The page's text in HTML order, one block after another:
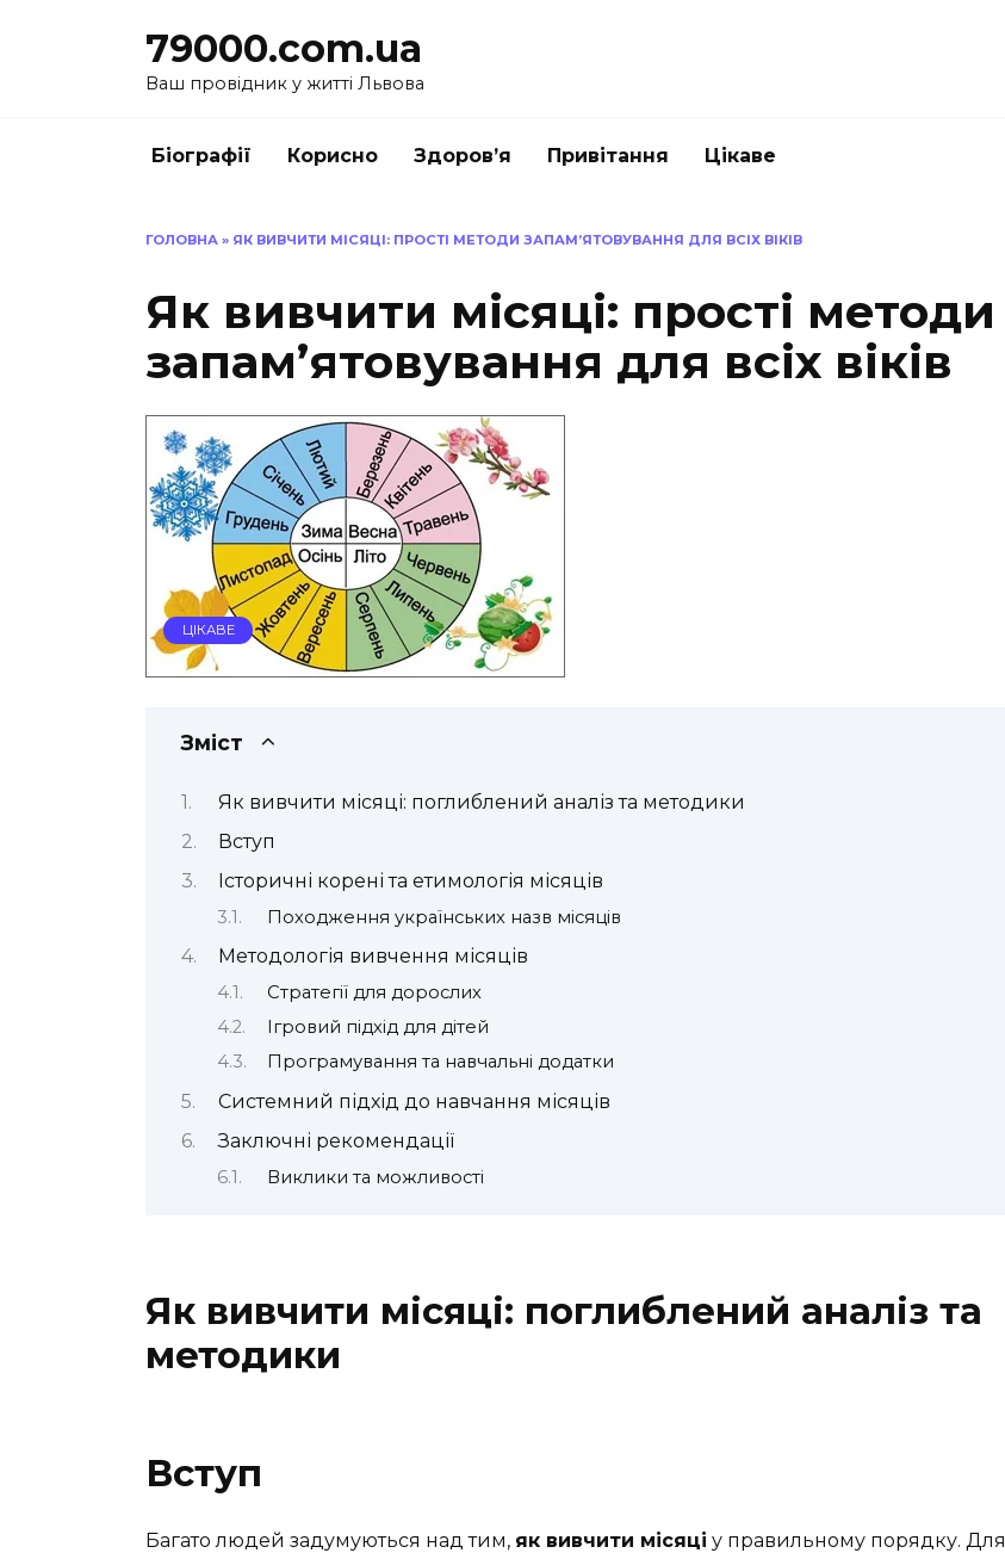
79000.com.ua
Ваш провідник у житті Львова
Біографії Корисно Здоров’я Привітання Цікаве
ГОЛОВНА » ЯК ВИВЧИТИ МІСЯЦІ: ПРОСТІ МЕТОДИ ЗАПАМ’ЯТОВУВАННЯ ДЛЯ ВСІХ ВІКІВ
Як вивчити місяці: прості методи
запам’ятовування для всіх віків
ЦІКАВЕ
Зміст
Як вивчити місяці: поглиблений аналіз та методики
Вступ
Історичні корені та етимологія місяців
Походження українських назв місяців
Методологія вивчення місяців
Стратегії для дорослих
Ігровий підхід для дітей
Програмування та навчальні додатки
Системний підхід до навчання місяців
Заключні рекомендації
Виклики та можливості
Як вивчити місяці: поглиблений аналіз та
методики
Вступ
Багато людей задумуються над тим, як вивчити місяці у правильному порядку. Для